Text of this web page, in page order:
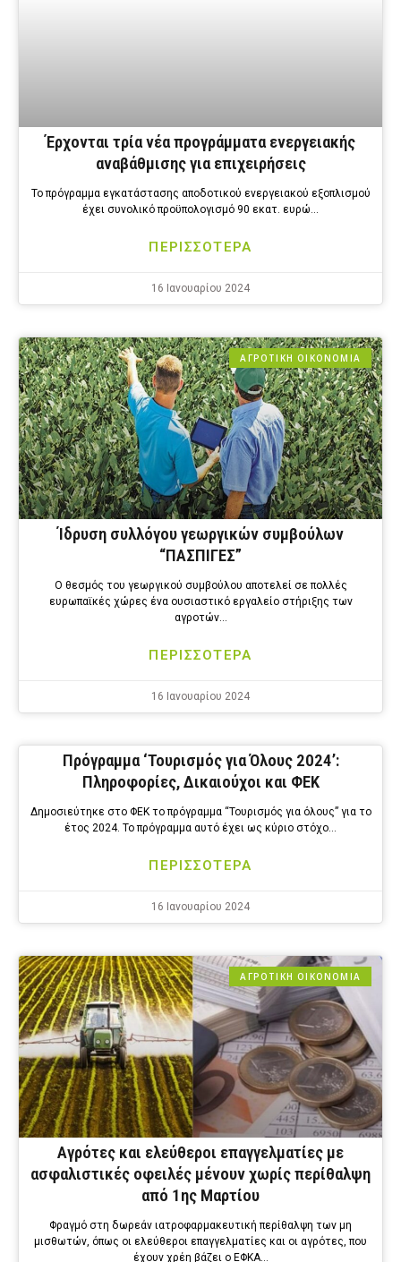
Έρχονται τρία νέα προγράμματα ενεργειακής
αναβάθμισης για επιχειρήσεις
Το πρόγραμμα εγκατάστασης αποδοτικού ενεργειακού εξοπλισμού
έχει συνολικό προϋπολογισμό 90 εκατ. ευρώ…
ΠΕΡΙΣΣΟΤΕΡΑ
16 Ιανουαρίου 2024
ΑΓΡΟΤΙΚΗ ΟΙΚΟΝΟΜΙΑ
Ίδρυση συλλόγου γεωργικών συμβούλων
“ΠΑΣΠΙΓΕΣ”
Ο θεσμός του γεωργικού συμβούλου αποτελεί σε πολλές
ευρωπαϊκές χώρες ένα ουσιαστικό εργαλείο στήριξης των
αγροτών…
ΠΕΡΙΣΣΟΤΕΡΑ
16 Ιανουαρίου 2024
Πρόγραμμα ‘Τουρισμός για Όλους 2024’:
Πληροφορίες, Δικαιούχοι και ΦΕΚ
Δημοσιεύτηκε στο ΦΕΚ το πρόγραμμα “Τουρισμός για όλους” για το
έτος 2024. Το πρόγραμμα αυτό έχει ως κύριο στόχο…
ΠΕΡΙΣΣΟΤΕΡΑ
16 Ιανουαρίου 2024
ΑΓΡΟΤΙΚΗ ΟΙΚΟΝΟΜΙΑ
Αγρότες και ελεύθεροι επαγγελματίες με
ασφαλιστικές οφειλές μένουν χωρίς περίθαλψη
από 1ης Μαρτίου
Φραγμό στη δωρεάν ιατροφαρμακευτική περίθαλψη των μη
μισθωτών, όπως οι ελεύθεροι επαγγελματίες και οι αγρότες, που
έχουν χρέη βάζει ο ΕΦΚΑ…